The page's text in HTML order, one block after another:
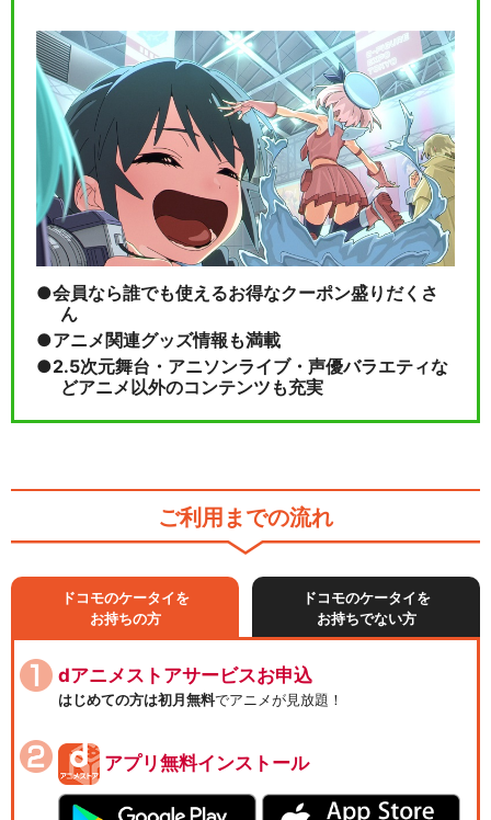
会員なら誰でも使えるお得なクーポン盛りだくさ
ん
アニメ関連グッズ情報も満載
2.5次元舞台・アニソンライブ・声優バラエティな
どアニメ以外のコンテンツも充実
ご利用までの流れ
ドコモのケータイを
お持ちの方
ドコモのケータイを
お持ちでない方
dアニメストアサービスお申込
はじめての方は初月無料でアニメが見放題！
アプリ無料インストール